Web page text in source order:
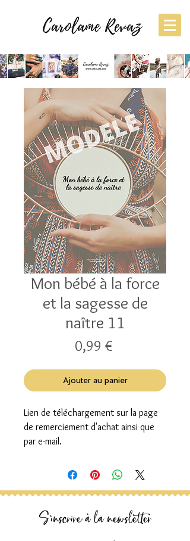
Mon bébé à la force
et la sagesse de
naître 11
0,99 €Prix
Ajouter au panier
Lien de téléchargement sur la page
de remerciement d'achat ainsi que
par e-mail.
S'inscrire à la newsletter